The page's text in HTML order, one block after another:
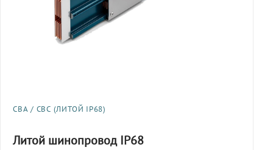
СВА / СВС (ЛИТОЙ IP68)
Литой шинопровод IP68